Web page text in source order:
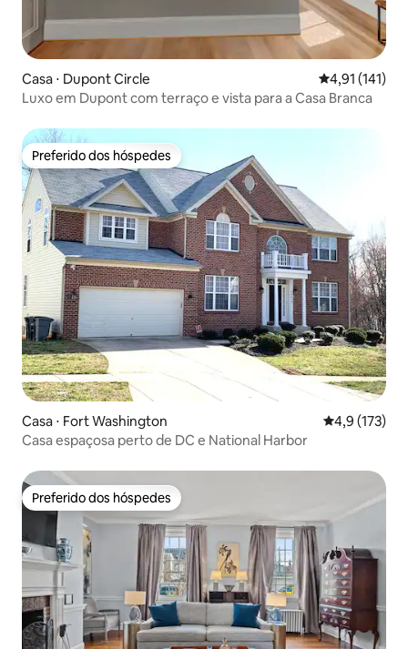
Casa ⋅ Dupont Circle 4,91 de uma
4,91 (141)
Luxo em Dupont com terraço e vista para a Casa Branca
Preferido dos hóspedes
Preferido dos hóspedes
Casa ⋅ Fort Washington 4,9 de uma
4,9 (173)
Casa espaçosa perto de DC e National Harbor
Preferido dos hóspedes
Preferido dos hóspedes